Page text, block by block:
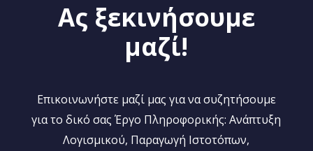
& αντιμετώπισης προβλημάτων
Excel. Σας βοηθούμε να εργαστείτε καλύτερα και
ταχύτερα, να παραμένετε σε επαφή με τα
πληρώματα και να προστατεύετε τα δεδομένα
Ας ξεκινήσουμε
μαζί!
Επικοινωνήστε μαζί μας για να συζητήσουμε
για το δικό σας Έργο Πληροφορικής: Ανάπτυξη
Λογισμικού, Παραγωγή Ιστοτόπων,